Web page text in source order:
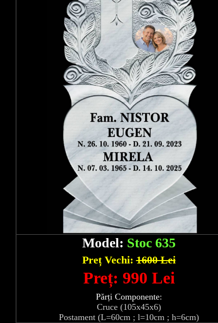
Model: Stoc 635
Preț Vechi:1600 Lei
Preț: 990 Lei
Părți Componente:
Cruce (105x45x6)
Postament (L=60cm ; l=10cm ; h=6cm)